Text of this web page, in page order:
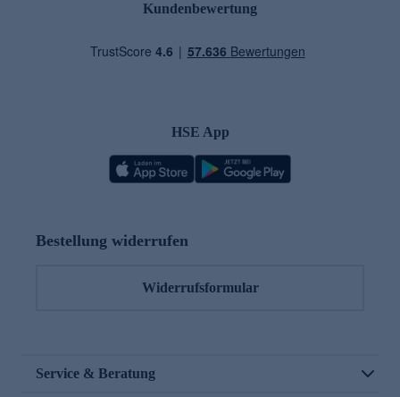
Kundenbewertung
HSE App
Bestellung widerrufen
Widerrufsformular
Service & Beratung